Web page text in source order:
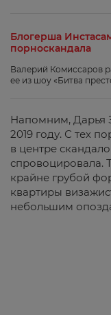
Блогерша
порноскандала
Валерий Комиссаров
ее из шоу «Битва
Напомним, Дарья
2019 году. С тех
в центре
спровоцировала.
крайне грубой
квартиры
небольшим